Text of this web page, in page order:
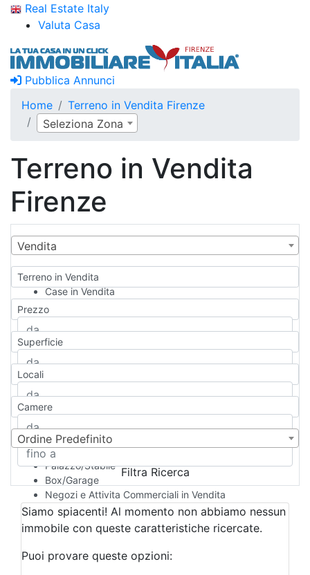
Real Estate Italy
Valuta Casa
Pubblica Annunci
Home
Terreno in Vendita Firenze
Seleziona Zona
Terreno in Vendita
Firenze
Vendita
Terreno in Vendita
Case in Vendita
Qualsiasi
Appartamento
Casa indipendente
Casa Semi-indipendente
Attico/Mansarda
Rustico/Casale
Camera d'Albergo
Multiproprietà
Palazzo/Stabile
Box/Garage
Negozi e Attivita Commerciali in Vendita
Qualsiasi
Attività/Licenza Commerciale
Azienda Agricola
Bar/Ristorante
Prezzo
Superficie
Locali
Camere
Ordine Predefinito
Filtra Ricerca
Siamo spiacenti! Al momento non abbiamo nessun
immobile con queste caratteristiche ricercate.
Puoi provare queste opzioni: